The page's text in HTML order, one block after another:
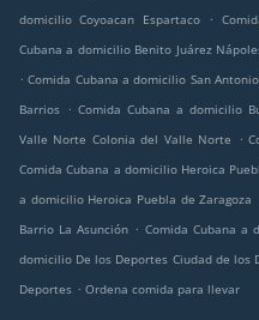
domicilio Coyoacan Espartaco
.
Cubana a domicilio Benito Juárez
. Comida Cubana a domicilio San Antonio
Barrios . Comida Cubana a domicilio
Valle Norte Colonia del Valle Norte
.
Comida Cubana a domicilio Heroica
a domicilio Heroica Puebla de Zaragoza
Barrio La Asunción . Comida Cubana a
domicilio De los Deportes Ciudad de los
Deportes . Ordena comida para llevar